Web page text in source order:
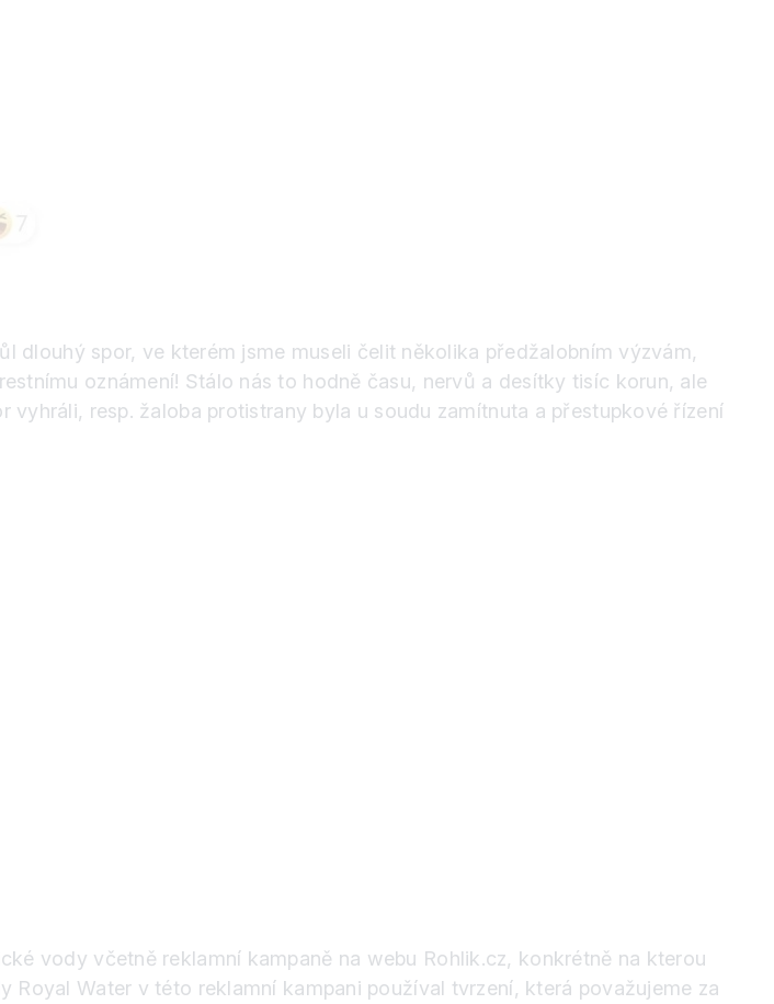
dlouhý spor, ve kterém jsme museli čelit několika předžalobním výzvám,
oznámení! Stálo nás to hodně času, nervů a desítky tisíc korun, ale
resp. žaloba protistrany byla u soudu zamítnuta a přestupkové řízení
vody včetně reklamní kampaně na webu Rohlik.cz, konkrétně na kterou
Water v této reklamní kampani používal tvrzení, která považujeme za